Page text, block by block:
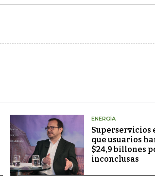
ENERGÍA
Superservicios
que usuarios
$24,9 billones
inconclusas